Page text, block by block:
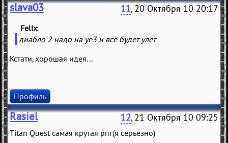
slava03 11, 20 Октября 10 20:17
Felix
диaбло 2 нaдо нa уe3 и всё будeт улeт
Кстати, хорошая идея...
Профиль
Rasiel 12, 21 Октября 10 09:25
Titan Quest самая крутая рпг(я серьезно)